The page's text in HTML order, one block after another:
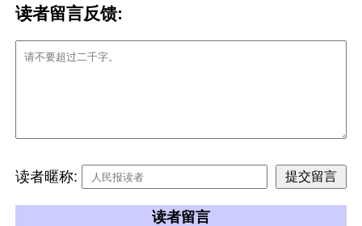
读者留言反馈:
读者暱称:
读者留言